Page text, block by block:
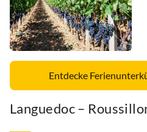
Entdecke
Languedoc –